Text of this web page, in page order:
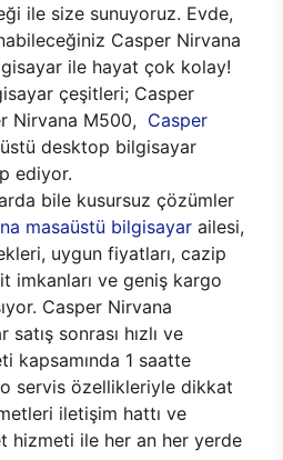
ile size sunuyoruz. Evde,
Casper Nirvana
ile hayat çok kolay!
çeşitleri; Casper
Nirvana M500, Casper
desktop bilgisayar
ediyor.
bile kusursuz çözümler
masaüstü bilgisayar ailesi,
uygun fiyatları, cazip
imkanları ve geniş kargo
Casper Nirvana
sonrası hızlı ve
kapsamında 1 saatte
servis özellikleriyle dikkat
iletişim hattı ve
hizmeti ile her an her yerde